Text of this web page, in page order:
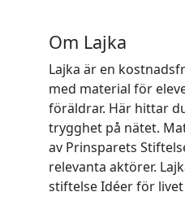
Om Lajka
Lajka är en
med material för
föräldrar. Här hittar
trygghet på nätet.
av Prinsparets
relevanta aktörer.
stiftelse Idéer för